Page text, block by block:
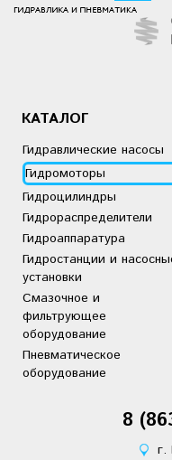
КАТАЛОГ
Гидравлические насосы
Гидромоторы
Гидроцилиндры
Гидрораспределители
Гидроаппаратура
Гидростанции и
установки
Смазочное и
фильтрующее
оборудование
Пневматическое
оборудование
8
г.